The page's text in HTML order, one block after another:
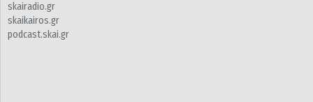
skairadio.gr
skaikairos.gr
podcast.skai.gr